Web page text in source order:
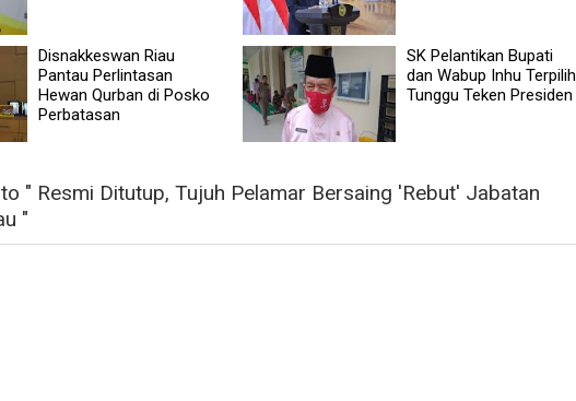
Disnakkeswan Riau
Pantau Perlintasan
Hewan Qurban di Posko
Perbatasan
SK Pelantikan Bupati
dan Wabup Inhu Terpilih
Tunggu Teken Presiden
" Resmi Ditutup, Tujuh Pelamar Bersaing 'Rebut' Jabatan
"